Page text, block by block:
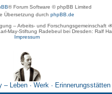
® Forum Software © phpBB Limited
Übersetzung durch phpBB.de
– Arbeits- und Forschungsgemeinschaft
May-Stiftung Radebeul bei Dresden: Ralf
Impressum
– Leben · Werk · Erinnerungsstätten